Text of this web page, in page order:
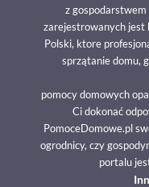
z
zarejestrowanych jest
Polski, ktore
sprzątanie domu,
pomocy domowych
Ci dokonać
PomoceDomowe.pl
ogrodnicy, czy
portalu